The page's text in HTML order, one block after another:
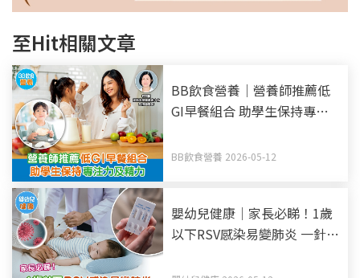
至Hit相關文章
BB飲食營養｜營養師推薦低
GI早餐組合 助學生保持專注
BB飲食營養 2026-05-12
嬰幼兒健康｜家長必睇！1歲
以下RSV感染易變肺炎 一針長